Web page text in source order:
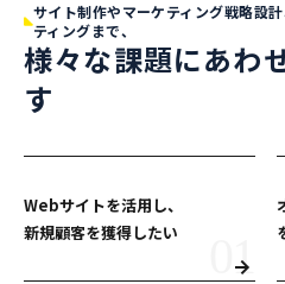
サイト制作やマーケティング戦略設
ティングまで、
様々な課題にあわ
す
Webサイトを活用し、
新規顧客を獲得したい